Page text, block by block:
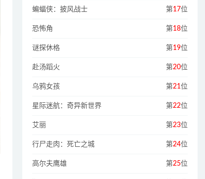
蝙蝠侠：披风战士 第17位
恐怖角 第18位
谜探休格 第19位
赴汤蹈火 第20位
乌鸦女孩 第21位
星际迷航：奇异新世界 第22位
艾丽 第23位
行尸走肉：死亡之城 第24位
高尔夫鹰雄 第25位